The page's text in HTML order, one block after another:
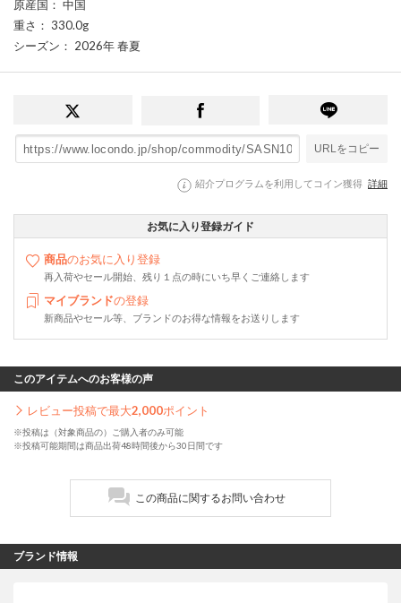
原産国 ： 中国
重さ ： 330.0g
シーズン ： 2026年 春夏
URLをコピー
紹介プログラムを利用してコイン獲得 詳細
お気に入り登録ガイド
商品のお気に入り登録
再入荷やセール開始、残り１点の時にいち早くご連絡します
マイブランドの登録
新商品やセール等、ブランドのお得な情報をお送りします
このアイテムへのお客様の声
レビュー投稿で最大2,000ポイント
※投稿は（対象商品の）ご購入者のみ可能
※投稿可能期間は商品出荷48時間後から30日間です
この商品に関するお問い合わせ
ブランド情報